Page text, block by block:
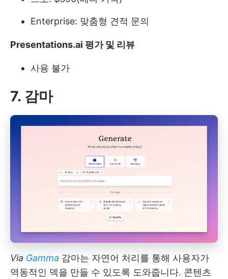
Enterprise: 맞춤형 견적 문의
Presentations.ai 평가 및 리뷰
사용 불가
7. 감마
Via Gamma 감마는 자연어 처리를 통해 사용자가
역동적인 덱을 만들 수 있도록 도와줍니다. 콘텐츠